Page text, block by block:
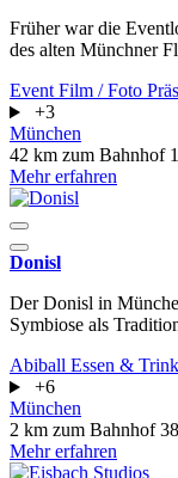
Früher war die
des alten Münchner
Event Film / Foto
+3
München
42 km zum Bahnhof
Mehr erfahren
Donisl
Der Donisl in
Symbiose als
Abiball Essen &
+6
München
2 km zum Bahnhof
Mehr erfahren